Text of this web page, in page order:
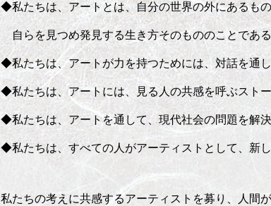
◆私たちは、アートとは、自分の世界の外にあるもの
自らを見つめ発見する生き方そのもののことである
◆私たちは、アートが力を持つためには、対話を通
◆私たちは、アートには、見る人の共感を呼ぶスト
◆私たちは、アートを通して、現代社会の問題を解決
◆私たちは、すべての人がアーティストとして、新
私たちの考えに共感するアーティストを募り、人間